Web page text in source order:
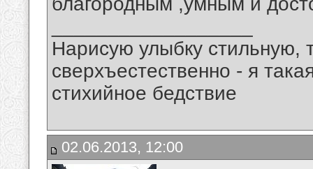
Нарисую улыбку стильную,
сверхъестественно - я
стихийное бедствие
02.06.2013, 12:00